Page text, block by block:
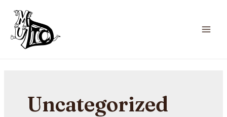
Uncategorized